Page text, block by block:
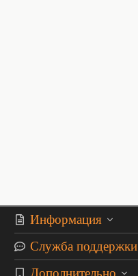
Информация
Служба поддержки
Дополнительно